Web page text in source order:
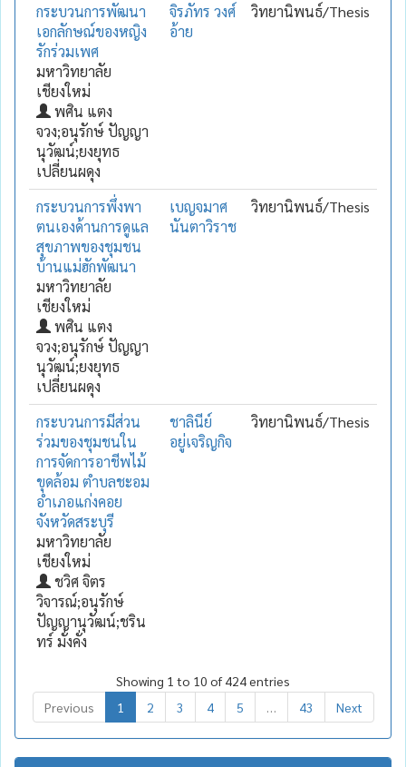
กระบวนการพัฒนา
เอกลักษณ์ของหญิง
รักร่วมเพศ
มหาวิทยาลัย
เชียงใหม่
พศิน แตง
จวง;อนุรักษ์ ปัญญา
นุวัฒน์;ยงยุทธ
เปลี่ยนผดุง
จิรภัทร วงศ์
อ้าย
วิทยานิพนธ์/Thesis
กระบวนการพึ่งพา
ตนเองด้านการดูแล
สุขภาพของชุมชน
บ้านแม่ฮักพัฒนา
มหาวิทยาลัย
เชียงใหม่
พศิน แตง
จวง;อนุรักษ์ ปัญญา
นุวัฒน์;ยงยุทธ
เปลี่ยนผดุง
เบญจมาศ
นันตาวิราช
วิทยานิพนธ์/Thesis
กระบวนการมีส่วน
ร่วมของชุมชนใน
การจัดการอาชีพไม้
ขุดล้อม ตำบลชะอม
อำเภอแก่งคอย
จังหวัดสระบุรี
มหาวิทยาลัย
เชียงใหม่
ชวิศ จิตร
วิจารณ์;อนุรักษ์
ปัญญานุวัฒน์;ชริน
ทร์ มั่งคั่ง
ชาลินีย์
อยู่เจริญกิจ
วิทยานิพนธ์/Thesis
Showing 1 to 10 of 424 entries
Previous
1 2 3 4 5 43 Next